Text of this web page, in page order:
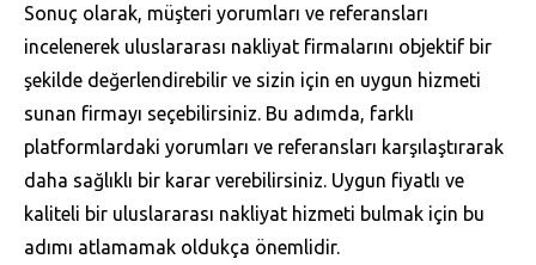
Sonuç olarak, müşteri yorumları ve referansları
incelenerek uluslararası nakliyat firmalarını objektif bir
şekilde değerlendirebilir ve sizin için en uygun hizmeti
sunan firmayı seçebilirsiniz. Bu adımda, farklı
platformlardaki yorumları ve referansları karşılaştırarak
daha sağlıklı bir karar verebilirsiniz. Uygun fiyatlı ve
kaliteli bir uluslararası nakliyat hizmeti bulmak için bu
adımı atlamamak oldukça önemlidir.